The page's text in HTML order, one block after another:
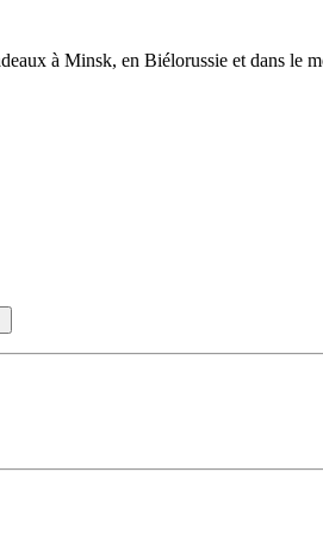
à Minsk, en Biélorussie et dans le